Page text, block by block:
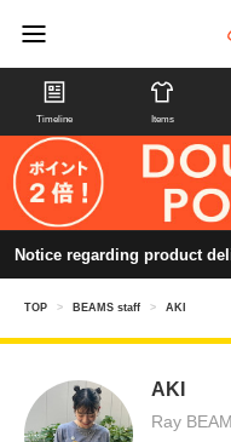
Timeline Items
Notice regarding product
TOP > BEAMS staff > AKI
AKI
Ray